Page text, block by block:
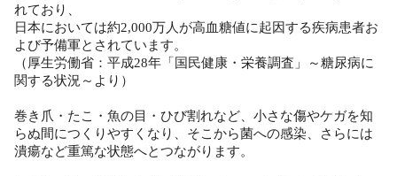
れており、
日本においては約2,000万人が高血糖値に起因する疾病患者お
よび予備軍とされています。
（厚生労働省：平成28年「国民健康・栄養調査」～糖尿病に
関する状況～より）
巻き爪・たこ・魚の目・ひび割れなど、小さな傷やケガを知
らぬ間につくりやすくなり、そこから菌への感染、さらには
潰瘍など重篤な状態へとつながります。